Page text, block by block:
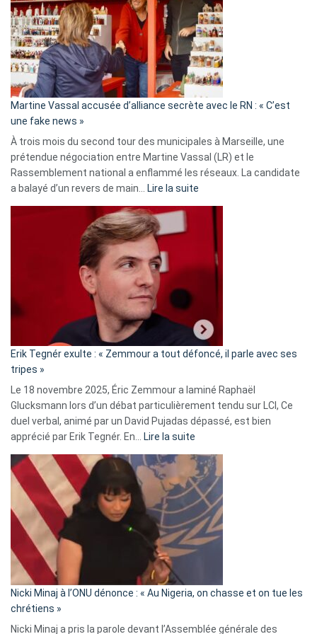
Algérie
Martine Vassal accusée d’alliance secrète avec le RN : « C’est
une fake news »
À trois mois du second tour des municipales à Marseille, une
prétendue négociation entre Martine Vassal (LR) et le
Rassemblement national a enflammé les réseaux. La candidate
a balayé d’un revers de main…
Lire la suite
d’alliance
secrète
«
C’est
fake
news
»
Erik Tegnér exulte : « Zemmour a tout défoncé, il parle avec ses
tripes »
Le 18 novembre 2025, Éric Zemmour a laminé Raphaël
Glucksmann lors d’un débat particulièrement tendu sur LCI, Ce
duel verbal, animé par un David Pujadas dépassé, est bien
apprécié par Erik Tegnér. En…
Lire la suite
Tegnér
exulte
« Zemmour
a
tout
parle
ses
Nicki Minaj à l’ONU dénonce : « Au Nigeria, on chasse et on tue les
chrétiens »
Nicki Minaj a pris la parole devant l’Assemblée générale des